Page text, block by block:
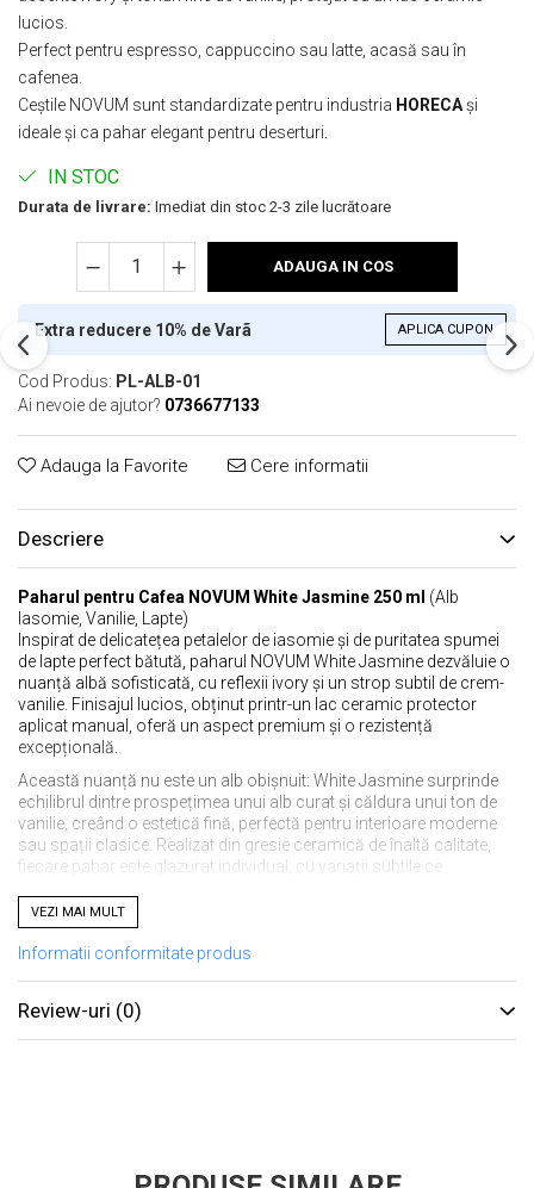
lucios.
Perfect pentru espresso, cappuccino sau latte, acasă sau în
cafenea.
Ceștile NOVUM sunt standardizate pentru industria HORECAși
ideale și ca pahar elegant pentru deserturi.
IN STOC
Durata de livrare: Imediat din stoc 2-3 zile lucrătoare
ADAUGA IN COS
Extra reducere 10% de Varã APLICA CUPON
Cod Produs: PL-ALB-01
Ai nevoie de ajutor? 0736677133
Adauga la Favorite Cere informatii
Descriere
Paharul pentru Cafea NOVUM White Jasmine 250 ml (Alb
Iasomie, Vanilie, Lapte)
Inspirat de delicatețea petalelor de iasomie și de puritatea spumei
de lapte perfect bătută, paharul NOVUM White Jasmine dezvăluie o
nuanță albă sofisticată, cu reflexii ivory și un strop subtil de crem-
vanilie. Finisajul lucios, obținut printr-un lac ceramic protector
aplicat manual, oferă un aspect premium și o rezistență
excepțională.
Această nuanță nu este un alb obișnuit: White Jasmine surprinde
echilibrul dintre prospețimea unui alb curat și căldura unui ton de
vanilie, creând o estetică fină, perfectă pentru interioare moderne
sau spații clasice. Realizat din gresie ceramică de înaltă calitate,
fiecare pahar este glazurat individual, cu variații subtile ce
✔️ Caracteristici:
Diametru: 79 mm
Circumferință superioară: 255 mm
VEZI MAI MULT
Informatii conformitate produs
Review-uri (0)